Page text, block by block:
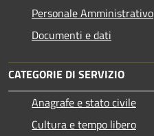
Personale Amministrativo
Documenti e dati
CATEGORIE DI SERVIZIO
Anagrafe e stato civile
Cultura e tempo libero